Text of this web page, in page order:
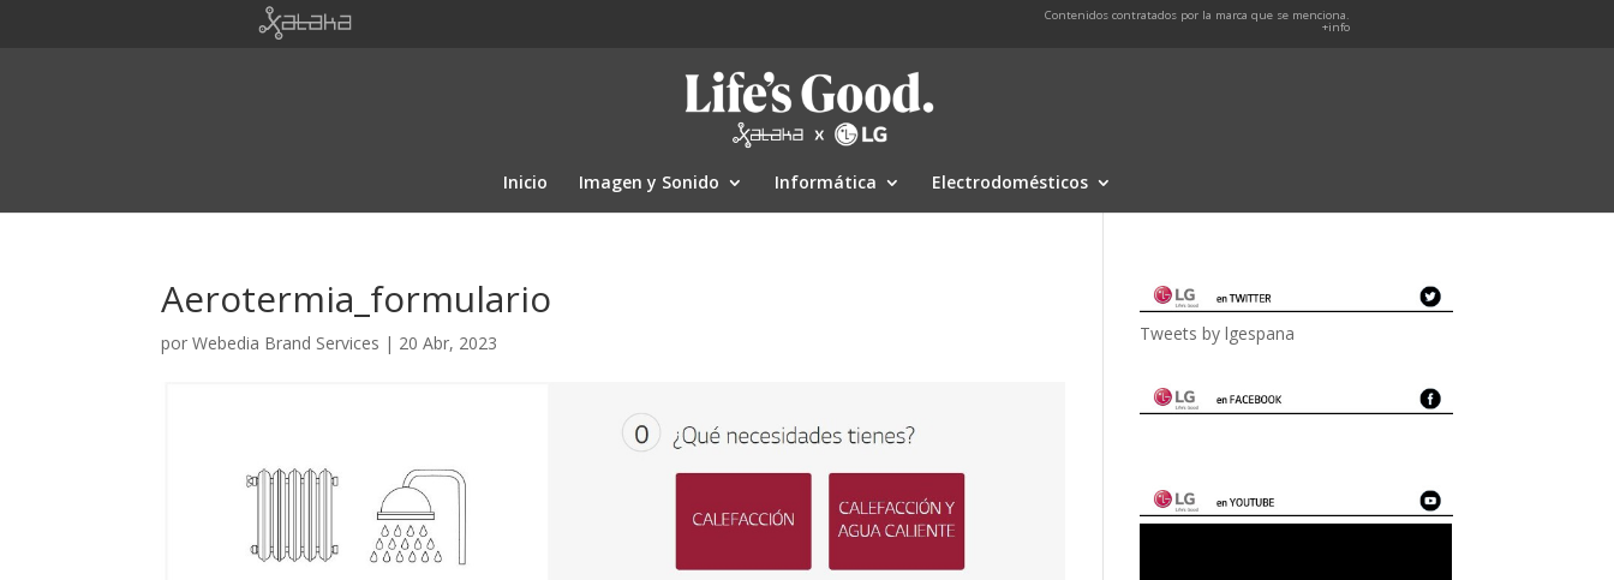
Contenidos contratados por la marca que se menciona.
+info
Inicio Imagen y Sonido Informática Electrodomésticos
Aerotermia_formulario
porWebedia Brand Services | 20 Abr, 2023 Tweets by lgespana